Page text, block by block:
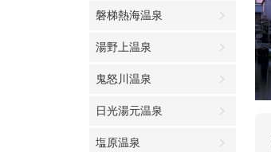
磐梯熱海温泉
湯野上温泉
鬼怒川温泉
日光湯元温泉
塩原温泉